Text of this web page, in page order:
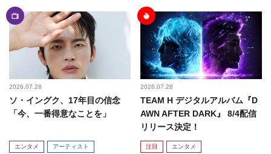
2026.07.28
ソ・イングク、17年目の信念
「今、一番得意なことを」
エンタメ アーティスト
2026.07.28
TEAM H デジタルアルバム『D
AWN AFTER DARK』 8/4配信
リリース決定！
注目 エンタメ